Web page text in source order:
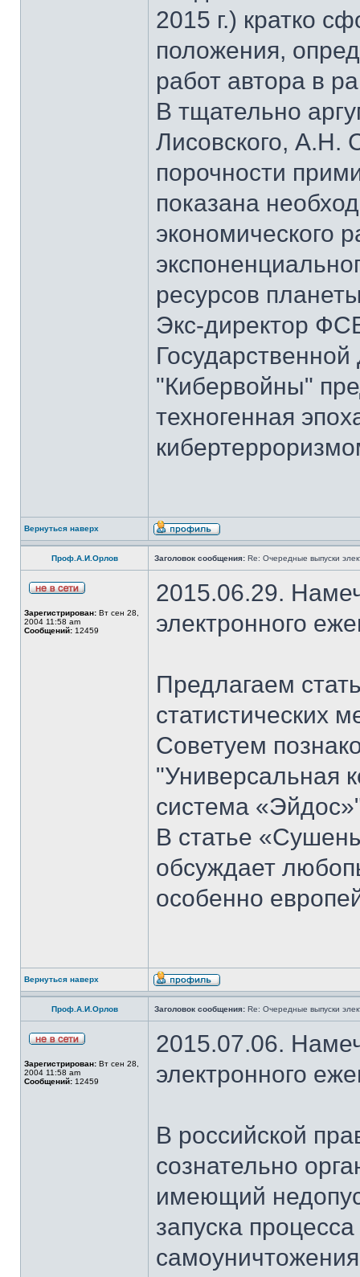
2015 г.) кратко
положения,
работ автора в
В тщательно
Лисовского,
порочности
показана
экономического
ресурсов
Экс-директор
"Кибервойны"
техногенная
Вернуться наверх
Проф.А.И.Орлов Заголовок сообщения: Re: Очередные выпуски
Зарегистрирован: Вт сен 28,
2004 11:58 am
Сообщений: 12459
2015.06.29.
электронного
Предлагаем
статистических
Советуем
"Универсальная
система
В статье
обсуждает
особенно
Вернуться наверх
Проф.А.И.Орлов Заголовок сообщения: Re: Очередные выпуски
Зарегистрирован: Вт сен 28,
2004 11:58 am
Сообщений: 12459
2015.07.06.
электронного
В российской
сознательно
имеющий
запуска